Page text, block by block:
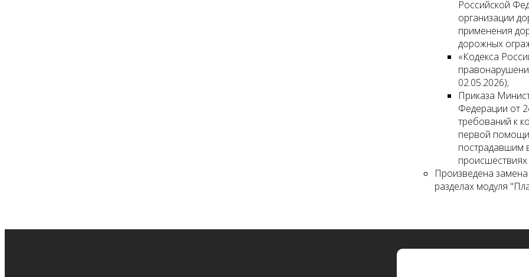
Российской
организации
применения
дорожных
«Кодекса
02.05.2026);
Приказа
Федерации от
требований к
первой помощи
пострадавшим
Произведена
разделах модуля